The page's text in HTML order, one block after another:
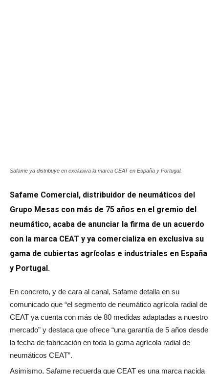
Safame ya distribuye en exclusiva la marca CEAT en España y Portugal.
Safame Comercial, distribuidor de neumáticos del
Grupo Mesas con más de 75 años en el gremio del
neumático, acaba de anunciar la firma de un acuerdo
con la marca CEAT y ya comercializa en exclusiva su
gama de cubiertas agrícolas e industriales en España
y Portugal.
En concreto, y de cara al canal, Safame detalla en su
comunicado que “el segmento de neumático agrícola radial de
CEAT ya cuenta con más de 80 medidas adaptadas a nuestro
mercado” y destaca que ofrece “una garantía de 5 años desde
la fecha de fabricación en toda la gama agrícola radial de
neumáticos CEAT”.
Asimismo, Safame recuerda que CEAT es una marca nacida